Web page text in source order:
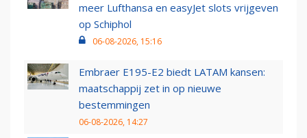
meer Lufthansa en easyJet slots vrijgeven
op Schiphol
06-08-2026, 15:16
Embraer E195-E2 biedt LATAM kansen:
maatschappij zet in op nieuwe
bestemmingen
06-08-2026, 14:27